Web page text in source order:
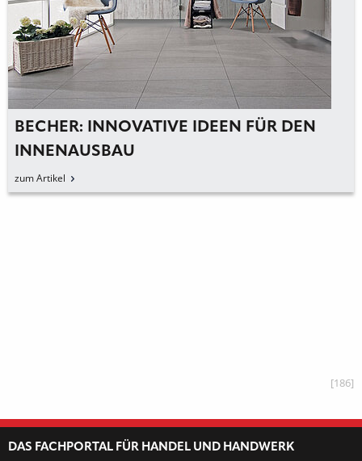
BECHER: INNOVATIVE IDEEN FÜR DEN
INNENAUSBAU
zum Artikel
[186]
DAS FACHPORTAL FÜR HANDEL UND HANDWERK